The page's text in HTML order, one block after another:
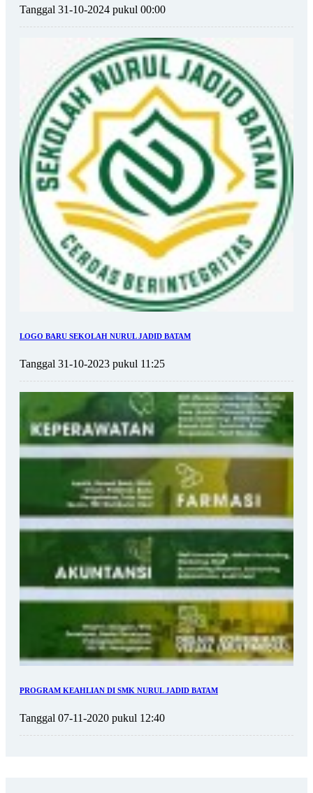
Tanggal 31-10-2024 pukul 00:00
LOGO BARU SEKOLAH NURUL JADID BATAM
Tanggal 31-10-2023 pukul 11:25
PROGRAM KEAHLIAN DI SMK NURUL JADID BATAM
Tanggal 07-11-2020 pukul 12:40